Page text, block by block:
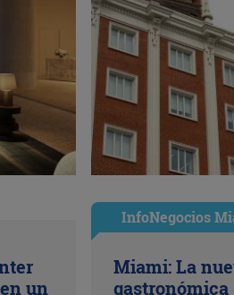
un
InfoNegocios
Miami: La